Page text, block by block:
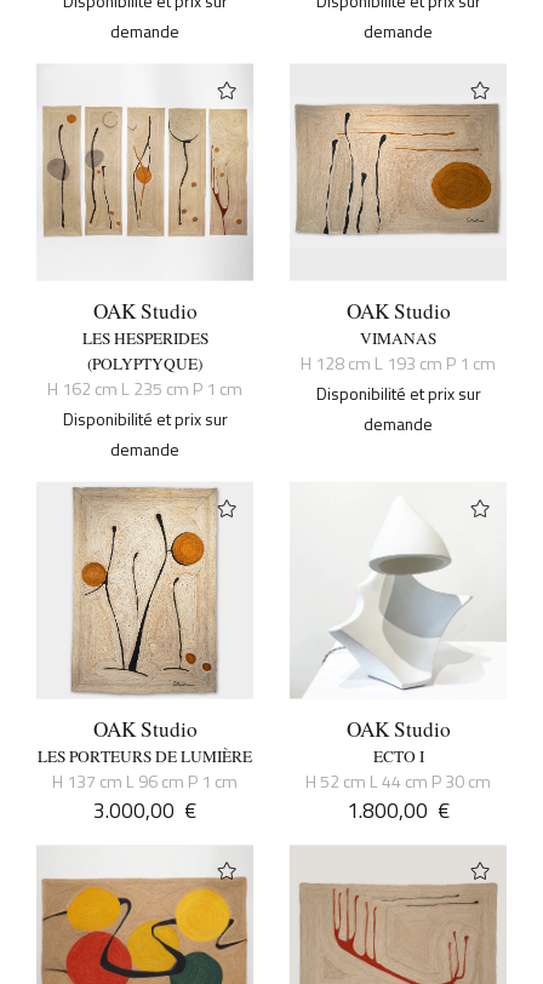
demande
demande
OAK Studio
LES HESPERIDES
(POLYPTYQUE)
H 162 cm L 235 cm P 1 cm
Disponibilité et prix sur
demande
OAK Studio
VIMANAS
H 128 cm L 193 cm P 1 cm
Disponibilité et prix sur
demande
OAK Studio
LES PORTEURS DE LUMIÈRE
H 137 cm L 96 cm P 1 cm
3.000,00 €
OAK Studio
ECTO I
H 52 cm L 44 cm P 30 cm
1.800,00 €